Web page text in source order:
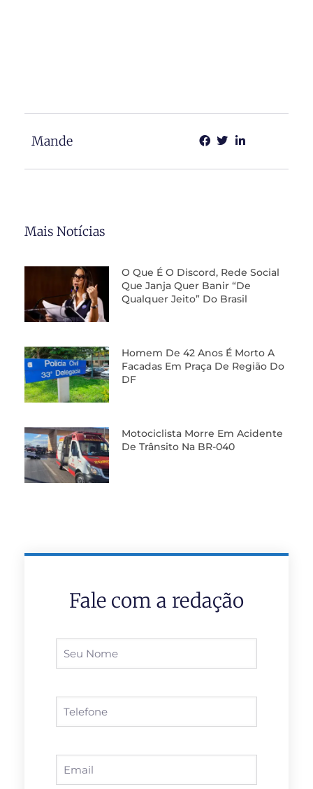
Mande
Mais Notícias
O Que É O Discord, Rede Social
Que Janja Quer Banir “de
Qualquer Jeito” Do Brasil
Homem De 42 Anos É Morto A
Facadas Em Praça De Região Do
DF
Motociclista Morre Em Acidente
De Trânsito Na BR-040
Fale com a redação